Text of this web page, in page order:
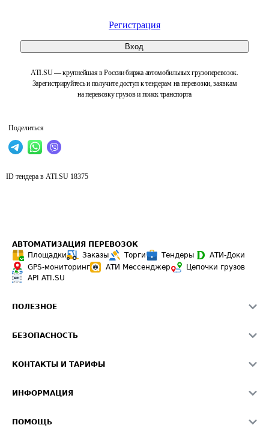
Регистрация
Вход
ATI.SU — крупнейшая в России биржа автомобильных грузоперевозок.
Зарегистрируйтесь и получите доступ к тендерам на перевозки, заявкам
на перевозку грузов и поиск транспорта
Поделиться
ID тендера в ATI.SU 18375
АВТОМАТИЗАЦИЯ ПЕРЕВОЗОК
Площадки
Заказы Торги Тендеры
АТИ-Доки
GPS-мониторинг
АТИ Мессенджер
Цепочки грузов
API ATI.SU
ПОЛЕЗНОЕ
Звезды ATI.SU на вашем сайте
Средние ставки
БЕЗОПАСНОСТЬ
Светофор+
О формировании Паспорта
КОНТАКТЫ И ТАРИФЫ
Реклама на сайте
ИНФОРМАЦИЯ
ПОМОЩЬ